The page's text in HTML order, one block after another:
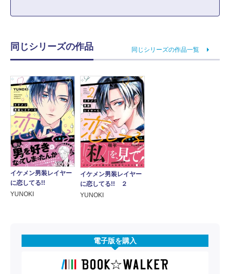
同じシリーズの作品 同じシリーズの作品一覧
イケメン男装レイヤー
に恋してる!!
YUNOKI
イケメン男装レイヤー
に恋してる!! ２
YUNOKI
電子版を購入